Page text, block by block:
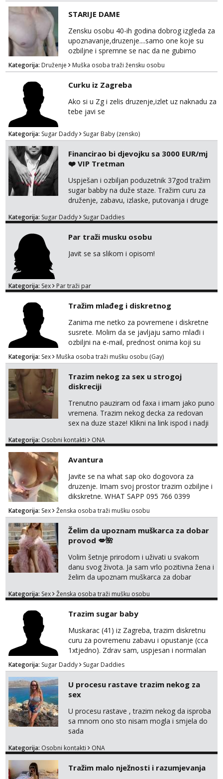
STARIJE DAME
Zensku osobu 40-ih godina dobrog izgleda za
upoznavanje,druzenje....samo one koje su
ozbiljne i spremne se nac da ne gubimo
vrijeme!
Kategorija: Druženje Muška osoba traži žensku osobu
Curku iz Zagreba
Ako si u Zg i zelis druzenje,izlet uz naknadu za
tebe javi se
Kategorija: Sugar Daddy Sugar Baby (zensko)
Financirao bi djevojku sa 3000 EUR/mj
❤️ VIP Tretman
Uspješan i ozbiljan poduzetnik 37god tražim
sugar babby na duže staze. Tražim curu za
druženje, zabavu, izlaske, putovanja i druge
otvorena, komunikativna, zgodna i atraktivna
markodalic37@gmail.com
Kategorija: Sugar Daddy Sugar Daddies
Par traži musku osobu
Javit se sa slikom i opisom!
Kategorija: Sex Par traži par
Tražim mlađeg i diskretnog
Zanima me netko za povremene i diskretne
susrete. Molim da se javljaju samo mlađi i
ozbiljni na e-mail, prednost onima koji su
vitke građe, iskustvo mi je nebitno. Higijena i
diskrecija su mi na prvom mjestu,
maksimalno držim do izgleda, sportski sam
tip.
Kategorija: Sex Muška osoba traži mušku osobu (Gay)
Trazim nekog za sex u strogoj
diskreciji
Trenutno pauziram od faxa i imam jako puno
vremena. Trazim nekog decka za redovan
sex na duze staze! Klikni na link ispod i nadji
Kategorija: Osobni kontakti ONA
Avantura
Javite se na what sap oko dogovora za
druzenje. Imam svoj prostor trazim ozbiljne i
dikskretne. WHAT SAPP 095 766 0399
Kategorija: Sex Ženska osoba traži mušku osobu
Želim da upoznam muškarca za dobar
provod 💋🌺
Volim šetnje prirodom i uživati u svakom
danu svog života. Ja sam vrlo pozitivna žena i
želim da upoznam muškarca za dobar
na link ispod i nadji me tamo, cekam te!
Kategorija: Sex Ženska osoba traži mušku osobu
Trazim sugar baby
Muskarac (41) iz Zagreba, trazim diskretnu
curu za povremenu zabavu i opustanje (cca
1xtjedno). Zdrav sam, uspjesan i normalan
muskarca koji je spreman financijski cijeniti
tvoje vrijeme i trud. Ako smatras da imas sto
ponuditi, javi se s par rijeci o sebi, tome sto
trazis/ocekujes i fotkama na; Telegram
@GentAnte WA 0955812207
Kategorija: Sugar Daddy Sugar Daddies
U procesu rastave trazim nekog za
sex
U procesu rastave , trazim nekog da isproba
sa mnom ono sto nisam mogla i smjela do
sada
Kategorija: Osobni kontakti ONA
Tražim malo nježnosti i razumjevanja